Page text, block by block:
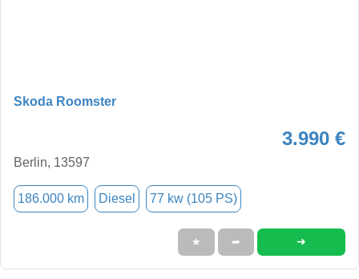
Skoda Roomster
3.990 €
Berlin, 13597
186.000 km Diesel 77 kw (105 PS)
★ ➦ ➜